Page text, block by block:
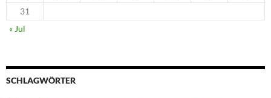
31
« Jul
SCHLAGWÖRTER